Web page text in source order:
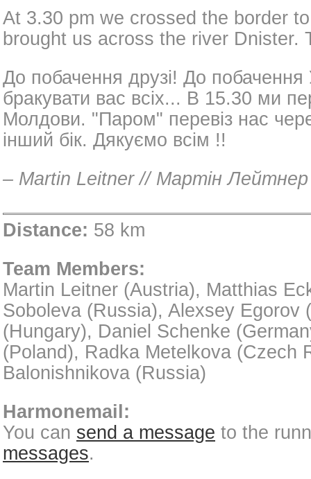
At 3.30 pm we crossed the border
brought us across the river Dnister.
До побачення друзі! До
бракувати вас всіх... В 15.30 ми
Молдови. "Паром" перевіз нас
інший бік. Дякуємо всім !!
– Martin Leitner // Мартін Лейтнер
Distance: 58 km
Team Members:
Martin Leitner (Austria), Matthias
Soboleva (Russia), Alexsey Egorov
(Hungary), Daniel Schenke
(Poland), Radka Metelkova (Czech
Balonishnikova (Russia)
Harmonemail:
You can send a message to the
messages.